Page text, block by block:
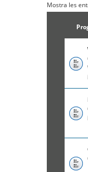
Mostra les